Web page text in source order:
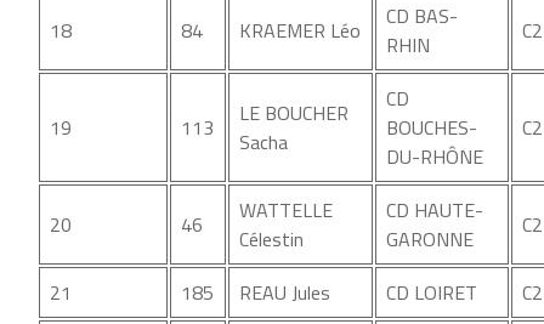
18 84 KRAEMER Léo
CD BAS-
RHIN
C2
19 113
LE BOUCHER
Sacha
CD
BOUCHES-
DU-RHÔNE
C2
20 46
WATTELLE
Célestin
CD HAUTE-
GARONNE
C2
21 185 REAU Jules CD LOIRET C2